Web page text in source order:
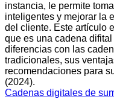
instancia, le permite
inteligentes y mejorar la
del cliente. Este artículo
que es una cadena
diferencias con las
tradicionales, sus
recomendaciones para
(2024).
Cadenas digitales de